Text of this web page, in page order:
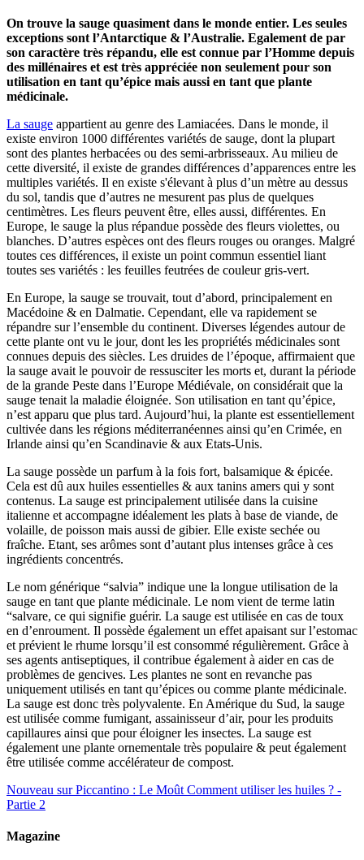
On trouve la sauge quasiment dans le monde entier. Les seules
exceptions sont l’Antarctique & l’Australie. Egalement de par
son caractère très répandu, elle est connue par l’Homme depuis
des millénaires et est très appréciée non seulement pour son
utilisation en tant qu’épice mais aussi en tant que plante
médicinale.
La sauge appartient au genre des Lamiacées. Dans le monde, il
existe environ 1000 différentes variétés de sauge, dont la plupart
sont des plantes herbacées ou des semi-arbrisseaux. Au milieu de
cette diversité, il existe de grandes différences d’apparences entre les
multiples variétés. Il en existe s'élevant à plus d’un mètre au dessus
du sol, tandis que d’autres ne mesurent pas plus de quelques
centimètres. Les fleurs peuvent être, elles aussi, différentes. En
Europe, le sauge la plus répandue possède des fleurs violettes, ou
blanches. D’autres espèces ont des fleurs rouges ou oranges. Malgré
toutes ces différences, il existe un point commun essentiel liant
toutes ses variétés : les feuilles feutrées de couleur gris-vert.
En Europe, la sauge se trouvait, tout d’abord, principalement en
Macédoine & en Dalmatie. Cependant, elle va rapidement se
répandre sur l’ensemble du continent. Diverses légendes autour de
cette plante ont vu le jour, dont les les propriétés médicinales sont
connues depuis des siècles. Les druides de l’époque, affirmaient que
la sauge avait le pouvoir de ressusciter les morts et, durant la période
de la grande Peste dans l’Europe Médiévale, on considérait que la
sauge tenait la maladie éloignée. Son utilisation en tant qu’épice,
n’est apparu que plus tard. Aujourd’hui, la plante est essentiellement
cultivée dans les régions méditerranéennes ainsi qu’en Crimée, en
Irlande ainsi qu’en Scandinavie & aux Etats-Unis.
La sauge possède un parfum à la fois fort, balsamique & épicée.
Cela est dû aux huiles essentielles & aux tanins amers qui y sont
contenus. La sauge est principalement utilisée dans la cuisine
italienne et accompagne idéalement les plats à base de viande, de
volaille, de poisson mais aussi de gibier. Elle existe sechée ou
fraîche. Etant, ses arômes sont d’autant plus intenses grâce à ces
ingrédients concentrés.
Le nom générique “salvia” indique une la longue utilisation de la
sauge en tant que plante médicinale. Le nom vient de terme latin
“salvare, ce qui signifie guérir. La sauge est utilisée en cas de toux
en d’enroument. Il possède également un effet apaisant sur l’estomac
et prévient le rhume lorsqu’il est consommé régulièrement. Grâce à
ses agents antiseptiques, il contribue également à aider en cas de
problèmes de gencives. Les plantes ne sont en revanche pas
uniquement utilisés en tant qu’épices ou comme plante médicinale.
La sauge est donc très polyvalente. En Amérique du Sud, la sauge
est utilisée comme fumigant, assainisseur d’air, pour les produits
capillaures ainsi que pour éloigner les insectes. La sauge est
également une plante ornementale très populaire & peut également
être utilisée comme accélérateur de compost.
Nouveau sur Piccantino : Le Moût Comment utiliser les huiles ? -
Partie 2
Magazine